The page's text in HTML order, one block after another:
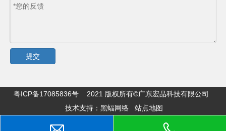
提交
粤ICP备17085836号
2021 版权所有©广东宏品科技有限公司
技术支持： 黑蝠网络 站点地图